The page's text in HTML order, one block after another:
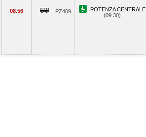
08.56 PZ409
POTENZA CENTRALE
(09.30)